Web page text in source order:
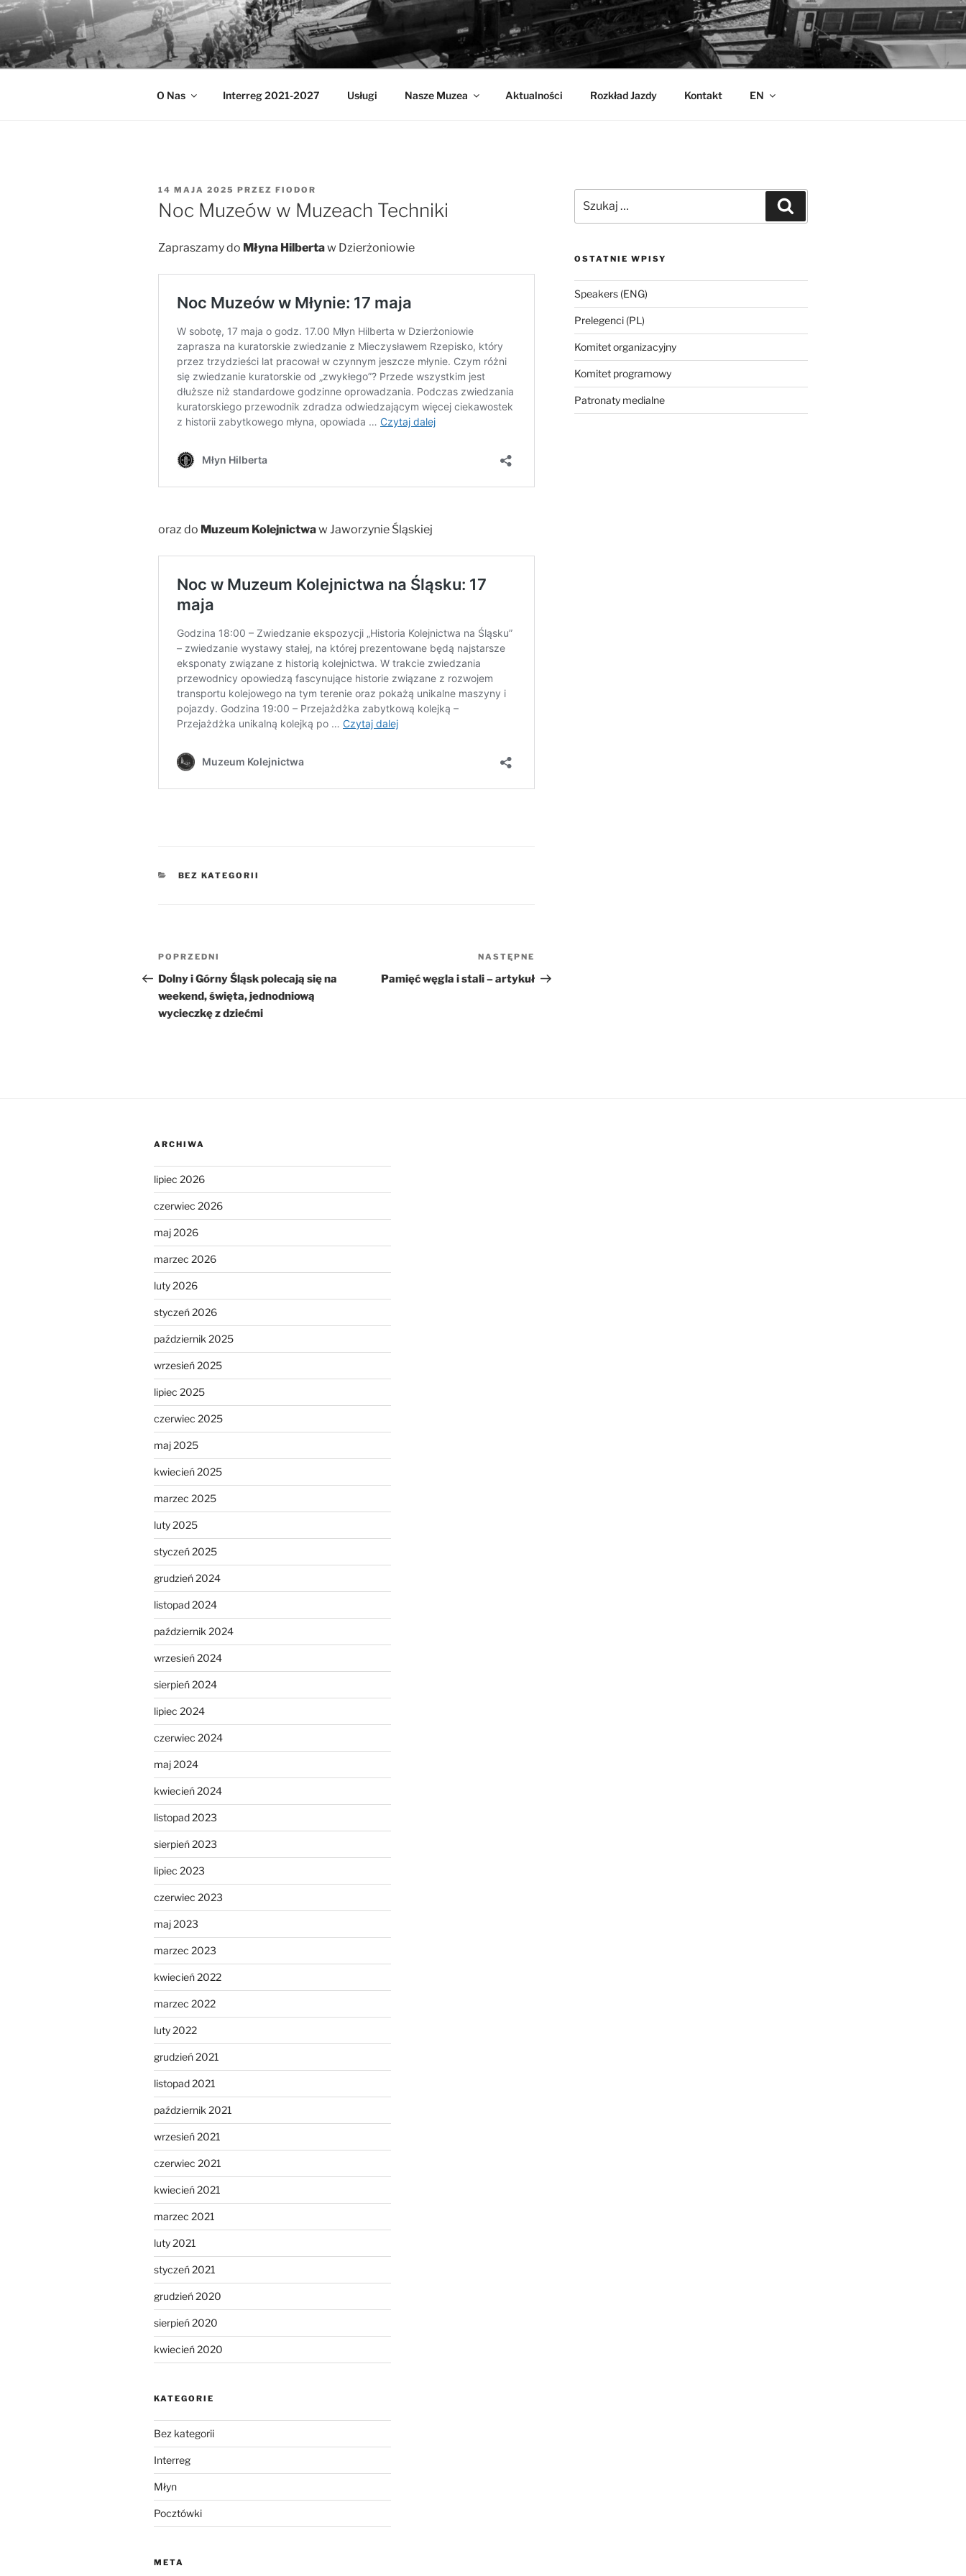
Przejdź
treści
MUZEA TECHNIKI
Ochrona zabytków techniki
O Nas Interreg 2021-2027 Usługi Nasze Muzea Aktualności Rozkład Jazdy Kontakt EN
OPUBLIKOWANE
W
14 MAJA 2025 PRZEZ FIODOR
Noc Muzeów w Muzeach Techniki
Zapraszamy do Młyna Hilbertaw Dzierżoniowie
oraz do Muzeum Kolejnictwaw Jaworzynie Śląskiej
KATEGORIE
BEZ KATEGORII
Nawigacja
wpisu
Poprzedni
wpis
POPRZEDNI
Dolny i Górny Śląsk polecają się na
weekend, święta, jednodniową
wycieczkę z dziećmi
wpis
NASTĘPNE
Pamięć węgla i stali – artykuł
OSTATNIE WPISY
Speakers (ENG)
Prelegenci (PL)
Komitet organizacyjny
Komitet programowy
Patronaty medialne
ARCHIWA
lipiec 2026
czerwiec 2026
maj 2026
marzec 2026
luty 2026
styczeń 2026
październik 2025
wrzesień 2025
lipiec 2025
czerwiec 2025
maj 2025
kwiecień 2025
marzec 2025
luty 2025
styczeń 2025
grudzień 2024
listopad 2024
październik 2024
wrzesień 2024
sierpień 2024
lipiec 2024
czerwiec 2024
maj 2024
kwiecień 2024
listopad 2023
sierpień 2023
lipiec 2023
czerwiec 2023
maj 2023
marzec 2023
kwiecień 2022
marzec 2022
luty 2022
grudzień 2021
listopad 2021
październik 2021
wrzesień 2021
czerwiec 2021
kwiecień 2021
marzec 2021
luty 2021
styczeń 2021
grudzień 2020
sierpień 2020
kwiecień 2020
KATEGORIE
Bez kategorii
Interreg
Młyn
Pocztówki
META